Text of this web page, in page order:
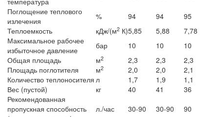
Поглощение теплового
излечения
% 94 94
95
Теплоемкость
кДж/(м2 К)5,85 5,88
7,78
Максимальное рабочее
избыточное давление
бар 10 10
10
Общая площадь
м2 2,3 2,3
2,3
Площадь поглотителя
м2 2,0 2,0
2,1
Количество теплоносителя л 1,7 1,9
1,1
Вес (пустой)
кг 40 41
36
Рекомендованная
пропускная способность
л./час 30-90 30-90
90